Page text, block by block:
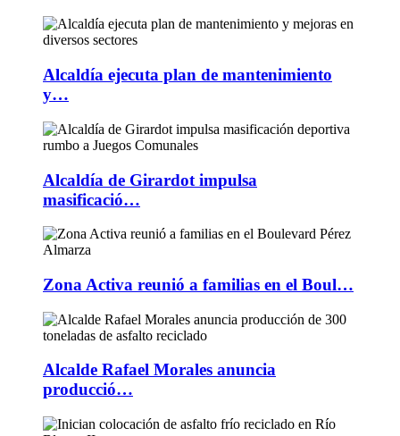
Alcaldía ejecuta plan de mantenimiento
y…
Alcaldía de Girardot impulsa
masificació…
Zona Activa reunió a familias en el Boul…
Alcalde Rafael Morales anuncia
producció…